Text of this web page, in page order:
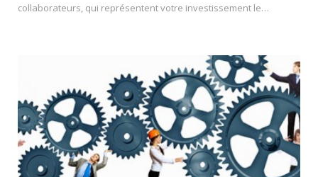
collaborateurs, qui représentent votre investissement le…